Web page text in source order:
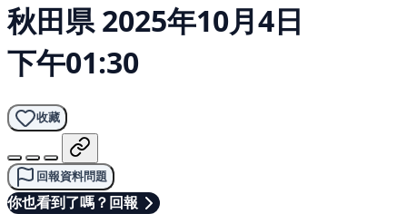
秋田県 2025年10月4日
下午01:30
收藏
回報資料問題
你也看到了嗎？回報